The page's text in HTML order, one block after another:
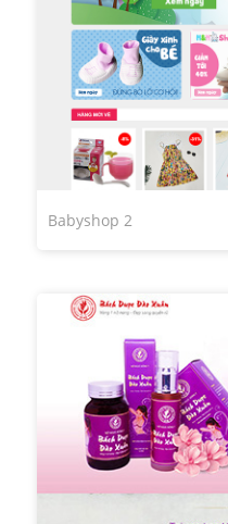
Babyshop 2